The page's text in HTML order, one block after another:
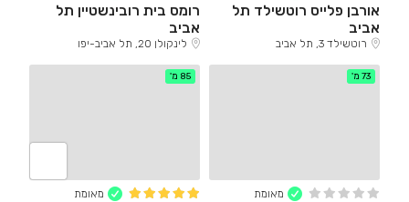
אורבן פלייס רוטשילד תל
אביב
רוטשילד 3, תל אביב
רומס בית רובינשטיין תל
אביב
לינקולן 20, תל אביב-יפו
מאומת
73 מ'
מאומת
85 מ'